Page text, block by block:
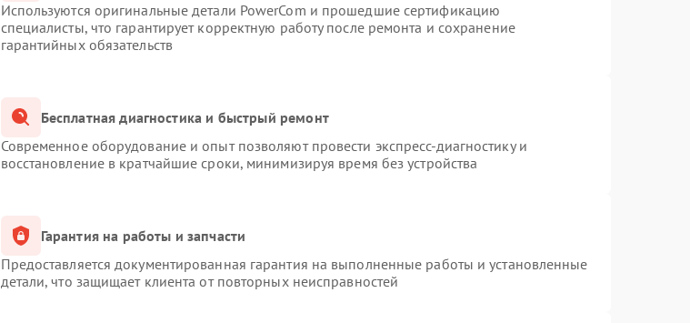
Используются оригинальные детали PowerCom и прошедшие сертификацию
специалисты, что гарантирует корректную работу после ремонта и сохранение
гарантийных обязательств
Бесплатная диагностика и быстрый ремонт
Современное оборудование и опыт позволяют провести экспресс-диагностику и
восстановление в кратчайшие сроки, минимизируя время без устройства
Гарантия на работы и запчасти
Предоставляется документированная гарантия на выполненные работы и установленные
детали, что защищает клиента от повторных неисправностей